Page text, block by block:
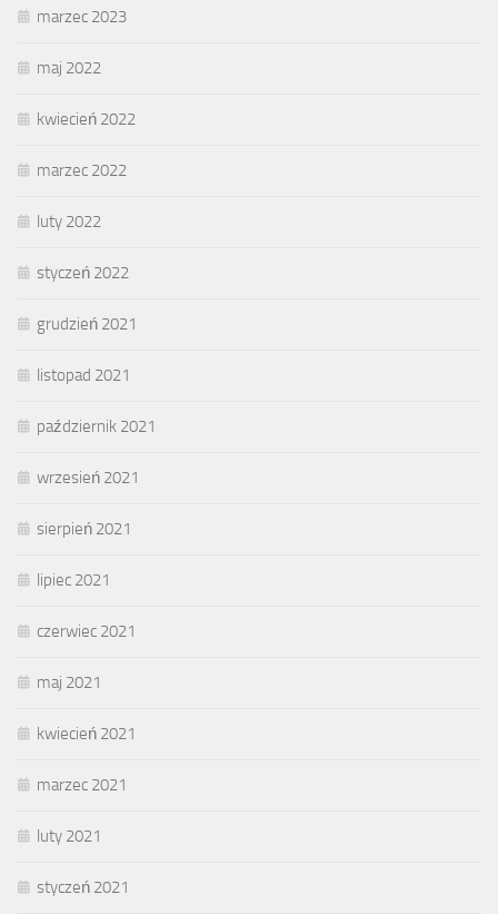
marzec 2023
maj 2022
kwiecień 2022
marzec 2022
luty 2022
styczeń 2022
grudzień 2021
listopad 2021
październik 2021
wrzesień 2021
sierpień 2021
lipiec 2021
czerwiec 2021
maj 2021
kwiecień 2021
marzec 2021
luty 2021
styczeń 2021